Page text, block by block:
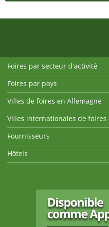
Foires par secteur d'activité
Foires par pays
Villes de foires en Allemagne
Villes internationales de foires
Fournisseurs
Hôtels